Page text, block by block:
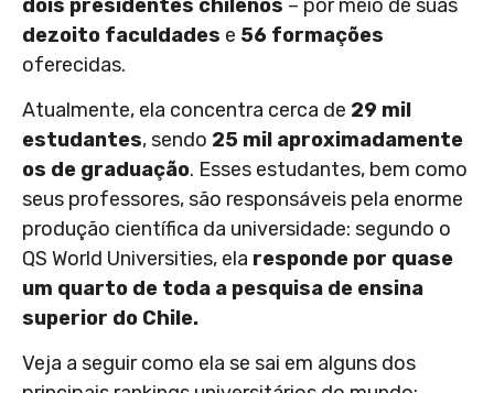
dois presidentes chilenos – por meio de suas
dezoito faculdades e 56 formações
oferecidas.
Atualmente, ela concentra cerca de 29 mil
estudantes, sendo 25 mil aproximadamente
os de graduação. Esses estudantes, bem como
seus professores, são responsáveis pela enorme
produção científica da universidade: segundo o
QS World Universities, ela responde por quase
um quarto de toda a pesquisa de ensina
superior do Chile.
Veja a seguir como ela se sai em alguns dos